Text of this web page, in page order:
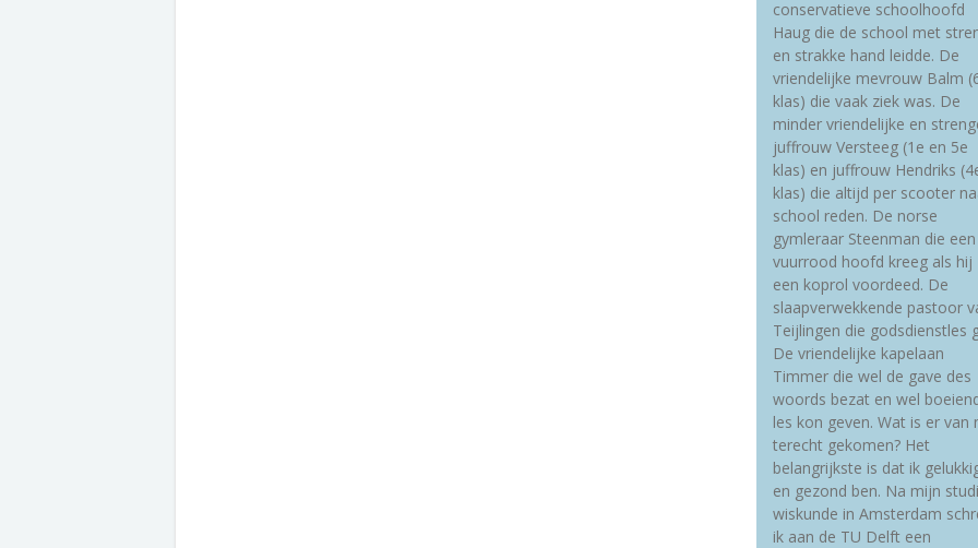
conservatieve schoolhoofd
Haug die de school met
en strakke hand leidde. De
vriendelijke mevrouw Balm
klas) die vaak ziek was. De
minder vriendelijke en
juffrouw Versteeg (1e en 5e
klas) en juffrouw Hendriks
klas) die altijd per scooter
school reden. De norse
gymleraar Steenman die een
vuurrood hoofd kreeg als hij
een koprol voordeed. De
slaapverwekkende pastoor
Teijlingen die godsdienstles
De vriendelijke kapelaan
Timmer die wel de gave des
woords bezat en wel
les kon geven. Wat is er van
terecht gekomen? Het
belangrijkste is dat ik
en gezond ben. Na mijn
wiskunde in Amsterdam
ik aan de TU Delft een